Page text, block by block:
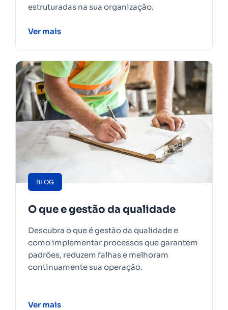
estruturadas na sua organização.
Ver mais
BLOG
O que e gestão da qualidade
Descubra o que é gestão da qualidade e
como implementar processos que garantem
padrões, reduzem falhas e melhoram
continuamente sua operação.
Ver mais